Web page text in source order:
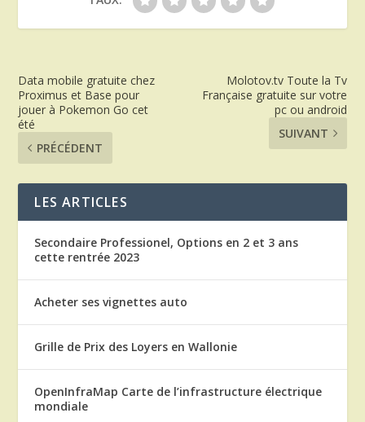
Data mobile gratuite chez
Proximus et Base pour
jouer à Pokemon Go cet
été
PRÉCÉDENT
Molotov.tv Toute la Tv
Française gratuite sur votre
pc ou android
SUIVANT
LES ARTICLES
Secondaire Professionel, Options en 2 et 3 ans
cette rentrée 2023
Acheter ses vignettes auto
Grille de Prix des Loyers en Wallonie
OpenInfraMap Carte de l’infrastructure électrique
mondiale